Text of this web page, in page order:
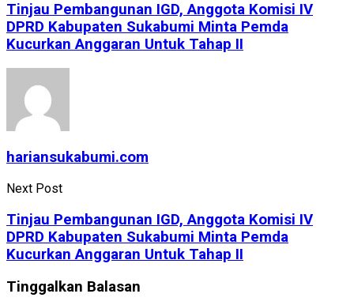
Tinjau Pembangunan IGD, Anggota Komisi IV
DPRD Kabupaten Sukabumi Minta Pemda
Kucurkan Anggaran Untuk Tahap II
hariansukabumi.com
Next Post
Tinjau Pembangunan IGD, Anggota Komisi IV
DPRD Kabupaten Sukabumi Minta Pemda
Kucurkan Anggaran Untuk Tahap II
Tinggalkan Balasan